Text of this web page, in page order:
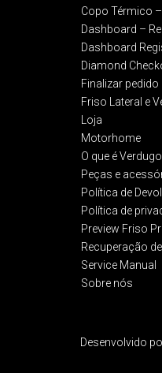
Copo Térmico
Dashboard –
Dashboard
Diamond
Finalizar pedido
Friso Lateral e
Loja
Motorhome
O que é
Peças e
Política de
Política de
Preview Friso
Recuperação
Service Manual
Sobre nós
Desenvolvido